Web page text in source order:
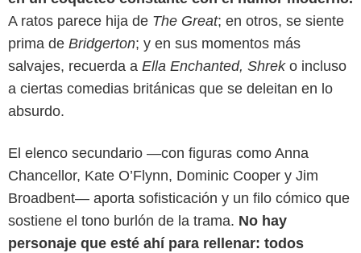
A ratos parece hija de The Great; en otros, se siente
prima de Bridgerton; y en sus momentos más
salvajes, recuerda a Ella Enchanted, Shrek o incluso
a ciertas comedias británicas que se deleitan en lo
absurdo.
El elenco secundario —con figuras como Anna
Chancellor, Kate O’Flynn, Dominic Cooper y Jim
Broadbent— aporta sofisticación y un filo cómico que
sostiene el tono burlón de la trama. No hay
personaje que esté ahí para rellenar: todos